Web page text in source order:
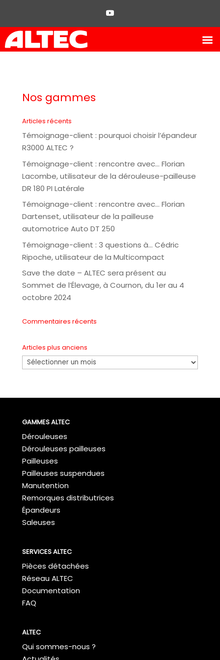
Nos gammes
Articles récents
Témoignage-client : pourquoi choisir l’épandeur
R3000 ALTEC ?
Témoignage-client : rencontre avec… Florian
Lacombe, utilisateur de la dérouleuse-pailleuse
DR 180 PI Latérale
Témoignage-client : rencontre avec… Florian
Dartenset, utilisateur de la pailleuse
automotrice Auto DT 250
Témoignage-client : 3 questions à… Cédric
Ripoche, utilisateur de la Multicompact
Save the date – ALTEC sera présent au
Sommet de l’Élevage, à Cournon, du 1er au 4
octobre 2024
Commentaires récents
Articles plus anciens
Articles
GAMMES ALTEC
Dérouleuses
Dérouleuses pailleuses
Pailleuses
Pailleuses suspendues
Manutention
Remorques distributrices
Épandeurs
Saleuses
SERVICES ALTEC
Pièces détachées
Réseau ALTEC
Documentation
FAQ
ALTEC
Qui sommes-nous ?